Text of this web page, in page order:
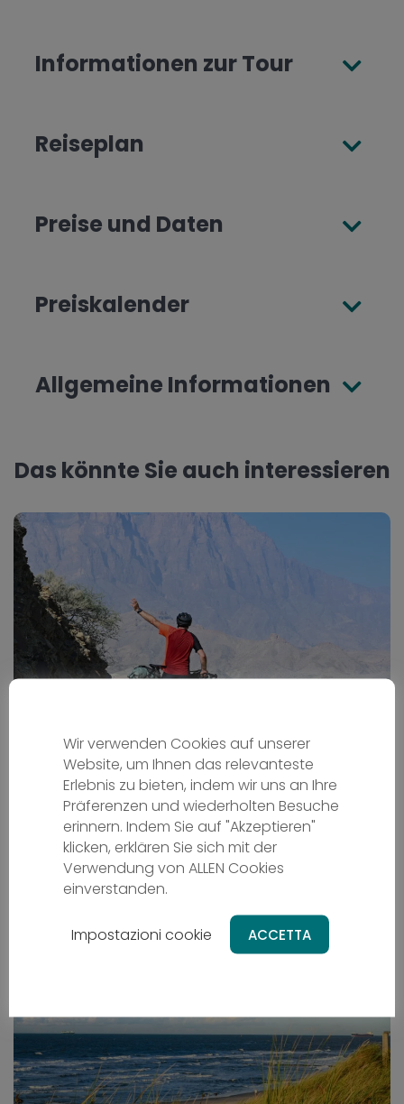
Informationen zur Tour
Reiseplan
Preise und Daten
Preiskalender
Allgemeine Informationen
Das könnte Sie auch interessieren
Oman auf zwei Rädern
Radreisen
OM - Oman
Ab2669 €
10 Tage Schwierigkeit - media
Wir verwenden Cookies auf unserer
Website, um Ihnen das relevanteste
Erlebnis zu bieten, indem wir uns an Ihre
Präferenzen und wiederholten Besuche
erinnern. Indem Sie auf "Akzeptieren"
klicken, erklären Sie sich mit der
Verwendung von ALLEN Cookies
einverstanden.
Impostazioni cookie ACCETTA